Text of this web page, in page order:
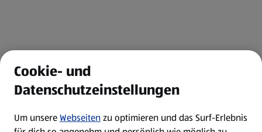
Cookie- und
Datenschutzeinstellungen
Um unsereWebseitenzu optimieren und das Surf-Erlebnis